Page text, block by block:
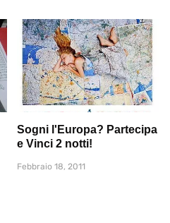
Sogni l'Europa? Partecipa
e Vinci 2 notti!
Febbraio 18, 2011